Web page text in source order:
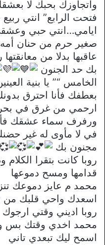
واتجاوزك بحبك لا
فتحت الرابع” انتي ربيع
ايامي…انتي حبي
صغير حرم من حنان أمه
عاقبها بدلا من
بك حد الجنون
الخامس “” يا بنية
بعطفك فأنا احترق
ارحمي من غرق في
ورفرف سماء عشقك
في لا مأوى له غير
مجنون بك
روبا كانت بتقرا
قدامها ومسح دموعها
محمد م عايز دموعك
اسعدك واحي قلبك من
روبا اديني وقتي ارجوك
محمد اخدي وقتك بس
اسمح ليك تبعدي تاني